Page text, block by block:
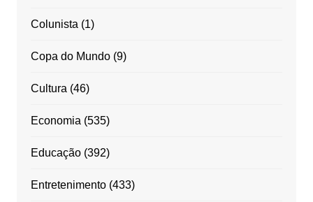
Colunista (1)
Copa do Mundo(9)
Cultura (46)
Economia (535)
Educação(392)
Entretenimento(433)